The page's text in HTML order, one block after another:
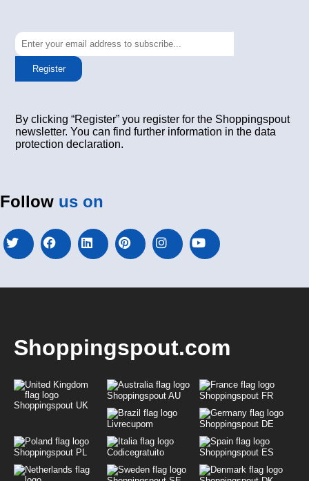
Register
By clicking “Register” you register for the Shoppingspout
newsletter. You can find further information in the data
protection declaration.
Follow us on
Shoppingspout.com
Shoppingspout UK
Shoppingspout AU Shoppingspout FR
Livrecupom Shoppingspout DE
Shoppingspout PL Codicegratuito Shoppingspout ES